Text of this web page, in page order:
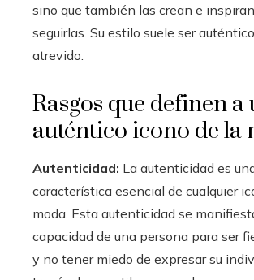
sino que también las crean e
seguirlas. Su estilo suele ser
atrevido.
Rasgos que definen a
auténtico icono de la
Autenticidad: La autenticidad es
característica esencial de cualquier
moda. Esta autenticidad se
capacidad de una persona para ser
y no tener miedo de expresar su